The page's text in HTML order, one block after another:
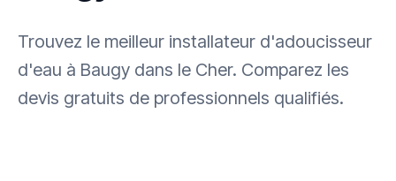
Trouvez le meilleur installateur d'adoucisseur
d'eau à Baugy dans le Cher. Comparez les
devis gratuits de professionnels qualifiés.